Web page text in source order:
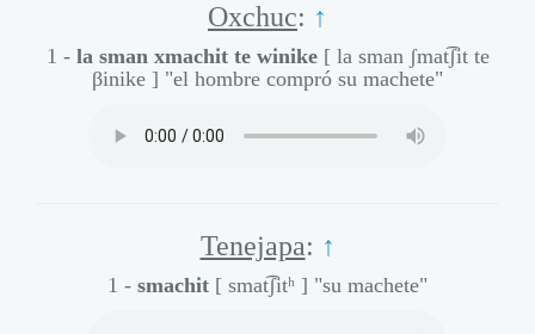
Oxchuc: ↑
1 - la sman xmachit te winike [ la sman ʃmat͡ʃit te
βinike ] "el hombre compró su machete"
Tenejapa: ↑
1 - smachit [ smat͡ʃitʰ ] "su machete"